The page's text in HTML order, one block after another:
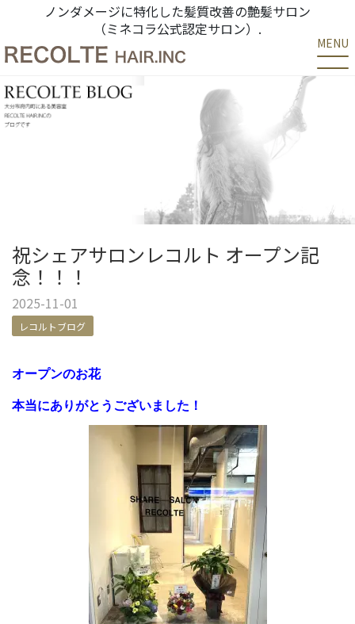
ノンダメージに特化した髪質改善の艶髪サロン
（ミネコラ公式認定サロン）.
MENU
祝シェアサロンレコルト オープン記
念！！！
2025-11-01
レコルトブログ
オープンのお花
本当にありがとうございました！